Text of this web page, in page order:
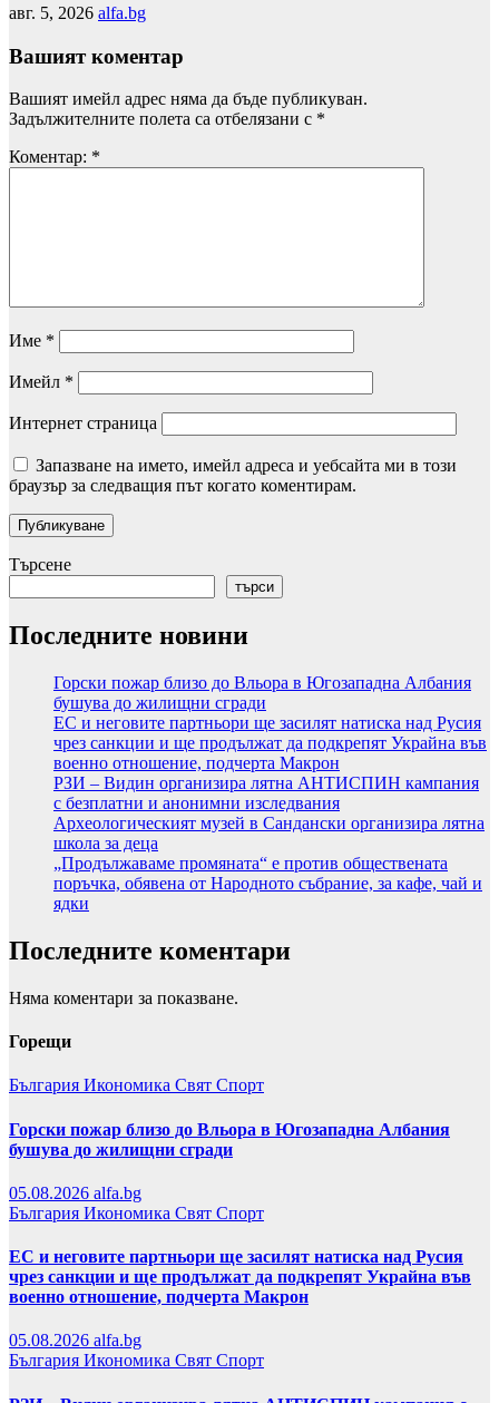
авг. 5, 2026 alfa.bg
Вашият коментар
Вашият имейл адрес няма да бъде публикуван.
Задължителните полета са отбелязани с *
Коментар: *
Име *
Имейл *
Интернет страница
Запазване на името, имейл адреса и уебсайта ми в този
браузър за следващия път когато коментирам.
Търсене
търси
Последните новини
Горски пожар близо до Вльора в Югозападна Албания
бушува до жилищни сгради
ЕС и неговите партньори ще засилят натиска над Русия
чрез санкции и ще продължат да подкрепят Украйна във
военно отношение, подчерта Макрон
РЗИ – Видин организира лятна АНТИСПИН кампания
с безплатни и анонимни изследвания
Археологическият музей в Сандански организира лятна
школа за деца
„Продължаваме промяната“ е против обществената
поръчка, обявена от Народното събрание, за кафе, чай и
ядки
Последните коментари
Няма коментари за показване.
Горещи
България Икономика Свят Спорт
Горски пожар близо до Вльора в Югозападна Албания
бушува до жилищни сгради
05.08.2026 alfa.bg
България Икономика Свят Спорт
ЕС и неговите партньори ще засилят натиска над Русия
чрез санкции и ще продължат да подкрепят Украйна във
военно отношение, подчерта Макрон
05.08.2026 alfa.bg
България Икономика Свят Спорт